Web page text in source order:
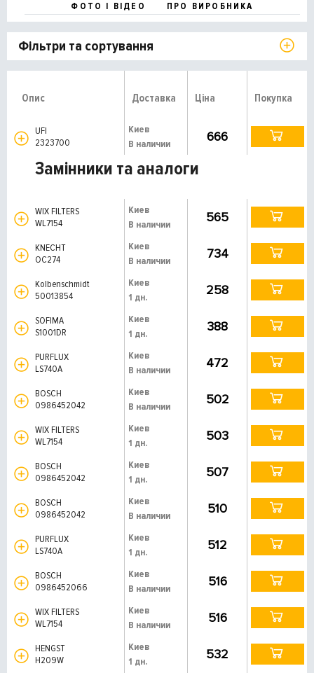
ФОТО І ВІДЕО
ПРО ВИРОБНИКА
Фільтри та сортування
Опис Доставка Ціна Покупка
UFI
2323700
Киев
В наличии
666
Замінники та аналоги
WIX FILTERS
WL7154
Киев
В наличии
565
KNECHT
OC274
Киев
В наличии
734
Kolbenschmidt
50013854
Киев
1 дн.
258
SOFIMA
S1001DR
Киев
1 дн.
388
PURFLUX
LS740A
Киев
В наличии
472
BOSCH
0986452042
Киев
В наличии
502
WIX FILTERS
WL7154
Киев
1 дн.
503
BOSCH
0986452042
Киев
1 дн.
507
BOSCH
0986452042
Киев
В наличии
510
PURFLUX
LS740A
Киев
1 дн.
512
BOSCH
0986452066
Киев
В наличии
516
WIX FILTERS
WL7154
Киев
В наличии
516
HENGST
H209W
Киев
1 дн.
532